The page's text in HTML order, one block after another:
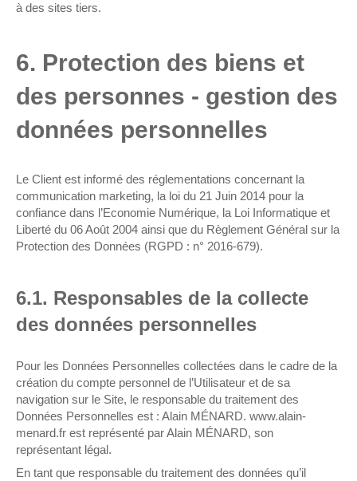
à des sites tiers.
6. Protection des biens et
des personnes - gestion des
données personnelles
Le Client est informé des réglementations concernant la
communication marketing, la loi du 21 Juin 2014 pour la
confiance dans l’Economie Numérique, la Loi Informatique et
Liberté du 06 Août 2004 ainsi que du Règlement Général sur la
Protection des Données (RGPD : n° 2016-679).
6.1. Responsables de la collecte
des données personnelles
Pour les Données Personnelles collectées dans le cadre de la
création du compte personnel de l’Utilisateur et de sa
navigation sur le Site, le responsable du traitement des
Données Personnelles est : Alain MÉNARD. www.alain-
menard.fr est représenté par Alain MÉNARD, son
représentant légal.
En tant que responsable du traitement des données qu’il